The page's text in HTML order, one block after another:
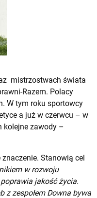
mistrzostwach świata
Razem. Polacy
W tym roku sportowcy
a już w czerwcu – w
kolejne zawody –
Stanowią cel
w rozwoju
jakość życia.
z zespołem Downa bywa